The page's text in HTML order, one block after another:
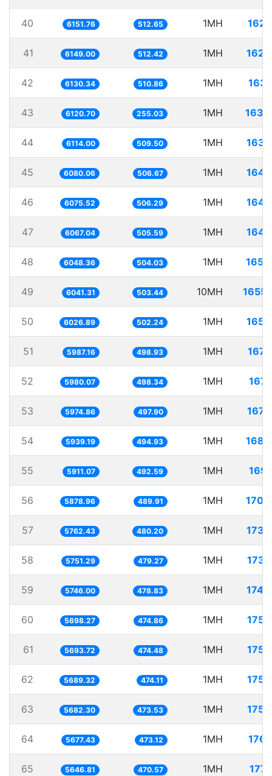
40 6151.76 512.65 1MH
41 6149.00 512.42 1MH
42 6130.34 510.86 1MH
43 6120.70 255.03 1MH
44 6114.00 509.50 1MH
45 6080.06 506.67 1MH
46 6075.52 506.29 1MH
47 6067.04 505.59 1MH
48 6048.36 504.03 1MH
49 6041.31 503.44 10MH
50 6026.89 502.24 1MH
51 5987.16 498.93 1MH
52 5980.07 498.34 1MH
53 5974.86 497.90 1MH
54 5939.19 494.93 1MH
55 5911.07 492.59 1MH
56 5878.96 489.91 1MH
57 5762.43 480.20 1MH
58 5751.29 479.27 1MH
59 5746.00 478.83 1MH
60 5698.27 474.86 1MH
61 5693.72 474.48 1MH
62 5689.32 474.11 1MH
63 5682.30 473.53 1MH
64 5677.43 473.12 1MH
65 5646.81 470.57 1MH